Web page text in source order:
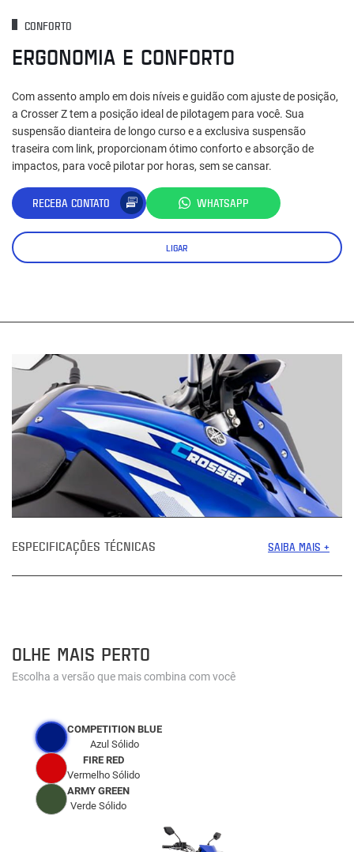
CONFORTO
ERGONOMIA E CONFORTO
Com assento amplo em dois níveis e guidão com ajuste de posição,
a Crosser Z tem a posição ideal de pilotagem para você. Sua
suspensão dianteira de longo curso e a exclusiva suspensão
traseira com link, proporcionam ótimo conforto e absorção de
impactos, para você pilotar por horas, sem se cansar.
RECEBA CONTATO WHATSAPP
LIGAR
ESPECIFICAÇÕES TÉCNICAS SAIBA MAIS +
OLHE MAIS PERTO
Escolha a versão que mais combina com você
COMPETITION BLUE
Azul Sólido
FIRE RED
Vermelho Sólido
ARMY GREEN
Verde Sólido